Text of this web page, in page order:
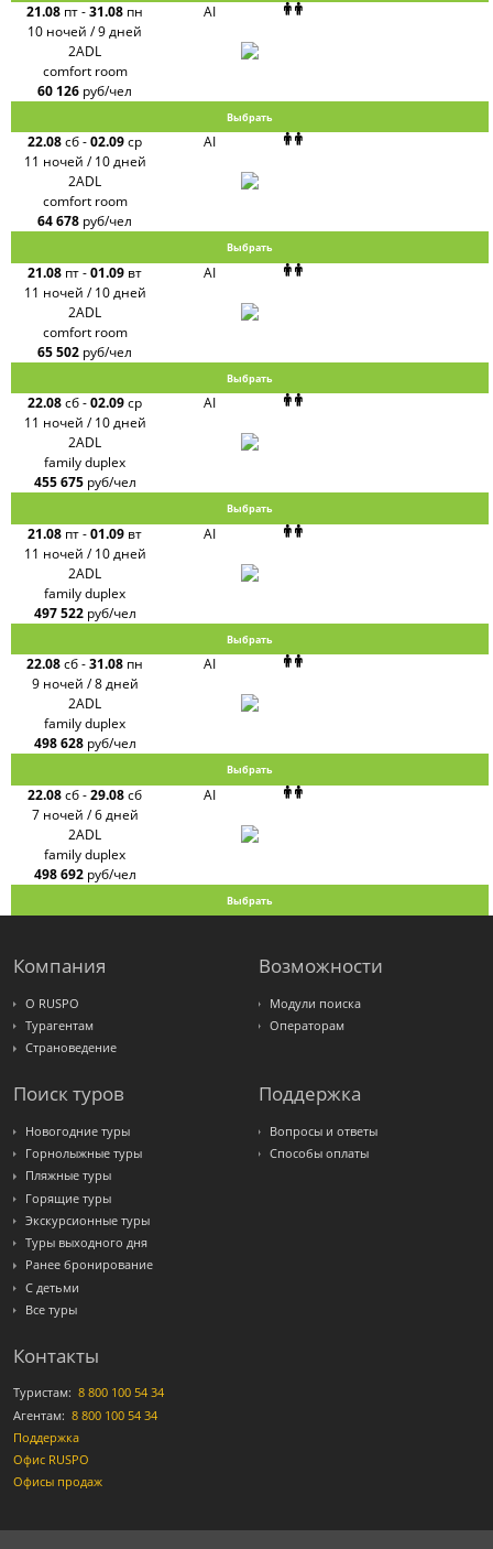
21.08 пт-31.08 пн
10 ночей / 9 дней
AI
2ADL
comfort room
60 126 руб/чел
Выбрать
22.08сб-02.09ср
11 ночей / 10 дней
AI
2ADL
comfort room
64 678 руб/чел
Выбрать
21.08 пт-01.09 вт
11 ночей / 10 дней
AI
2ADL
comfort room
65 502 руб/чел
Выбрать
22.08сб-02.09ср
11 ночей / 10 дней
AI
2ADL
family duplex
455 675 руб/чел
Выбрать
21.08 пт-01.09 вт
11 ночей / 10 дней
AI
2ADL
family duplex
497 522 руб/чел
Выбрать
22.08сб-31.08 пн
9 ночей / 8 дней
AI
2ADL
family duplex
498 628 руб/чел
Выбрать
22.08сб-29.08сб
7 ночей / 6 дней
AI
2ADL
family duplex
498 692 руб/чел
Выбрать
Компания
О RUSPO
Турагентам
Страноведение
Возможности
Модули поиска
Операторам
Поиск туров
Новогодние туры
Горнолыжные туры
Пляжные туры
Горящие туры
Экскурсионные туры
Туры выходного дня
Ранее бронирование
С детьми
Все туры
Поддержка
Вопросы и ответы
Способы оплаты
Контакты
Туристам: 8 800 100 54 34
Агентам: 8 800 100 54 34
Поддержка
Офис RUSPO
Офисы продаж